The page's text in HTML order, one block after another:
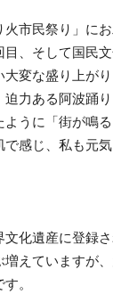
市民祭り」に
目、そして国民
大変な盛り上が
力ある阿波踊
ように「街が鳴
感じ、私も元
文化遺産に登録
えていますが
。